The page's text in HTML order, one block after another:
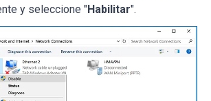
y seleccione "Habilitar".